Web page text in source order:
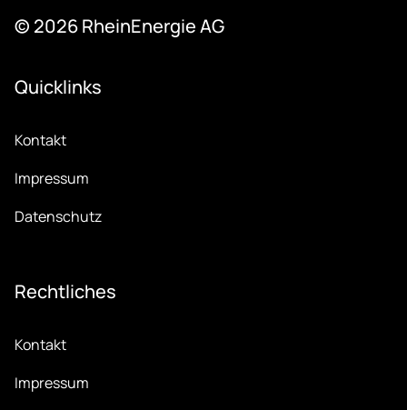
© 2026 Rhein­Ener­gie AG
Quicklinks
Kontakt
Impressum
Datenschutz
Recht­li­ches
Kontakt
Impressum